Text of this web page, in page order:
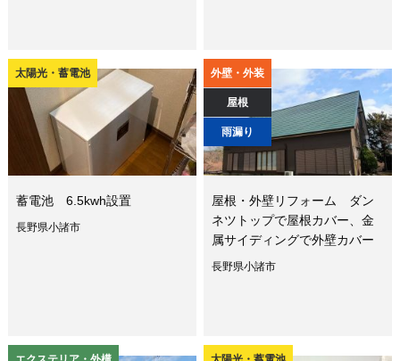
太陽光・蓄電池
蓄電池 6.5kwh設置
長野県小諸市
外壁・外装
屋根
雨漏り
屋根・外壁リフォーム ダン
ネツトップで屋根カバー、金
属サイディングで外壁カバー
長野県小諸市